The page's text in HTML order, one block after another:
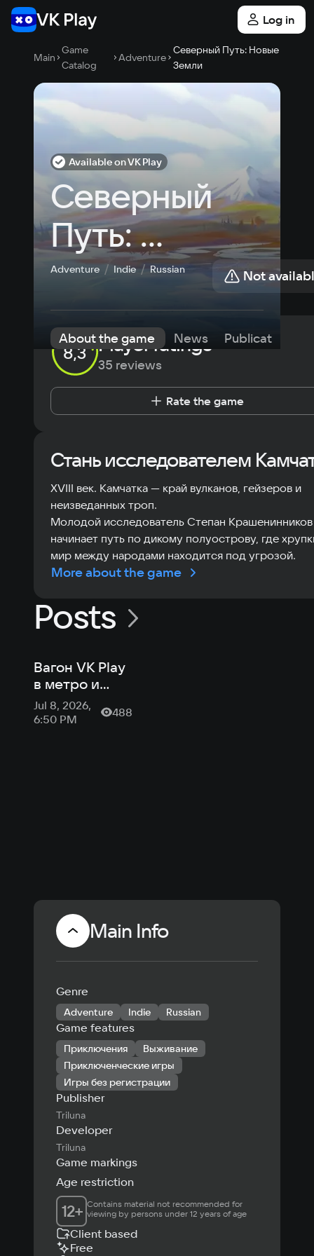
Log in
Main
Game
Catalog
Adventure
Северный Путь: Новые
Земли
Available on VK Play
Северный
Путь:
Новые
Земли
Adventure Indie Russian Not
About the game News Publications
8,3 Player ratings
35 reviews
Rate the game
Стань исследователем
XVIII век. Камчатка — край вулканов, гейзеров и
неизведанных троп.
Молодой исследователь Степан Крашенинников
начинает путь по дикому полуострову, где
мир между народами находится под угрозой.
More about the game
Posts
Вагон VK Play
в метро и
«Нейробаюн»:
новости
Jul 8, 2026,
6:50 PM
488
Main Info
Genre
Adventure Indie Russian
Game features
Приключения
Выживание
Приключенческие игры
Игры без регистрации
Publisher
Triluna
Developer
Triluna
Game markings
Age restriction
12+ Contains material not recommended for
viewing by persons under 12 years of age
Client based
Free